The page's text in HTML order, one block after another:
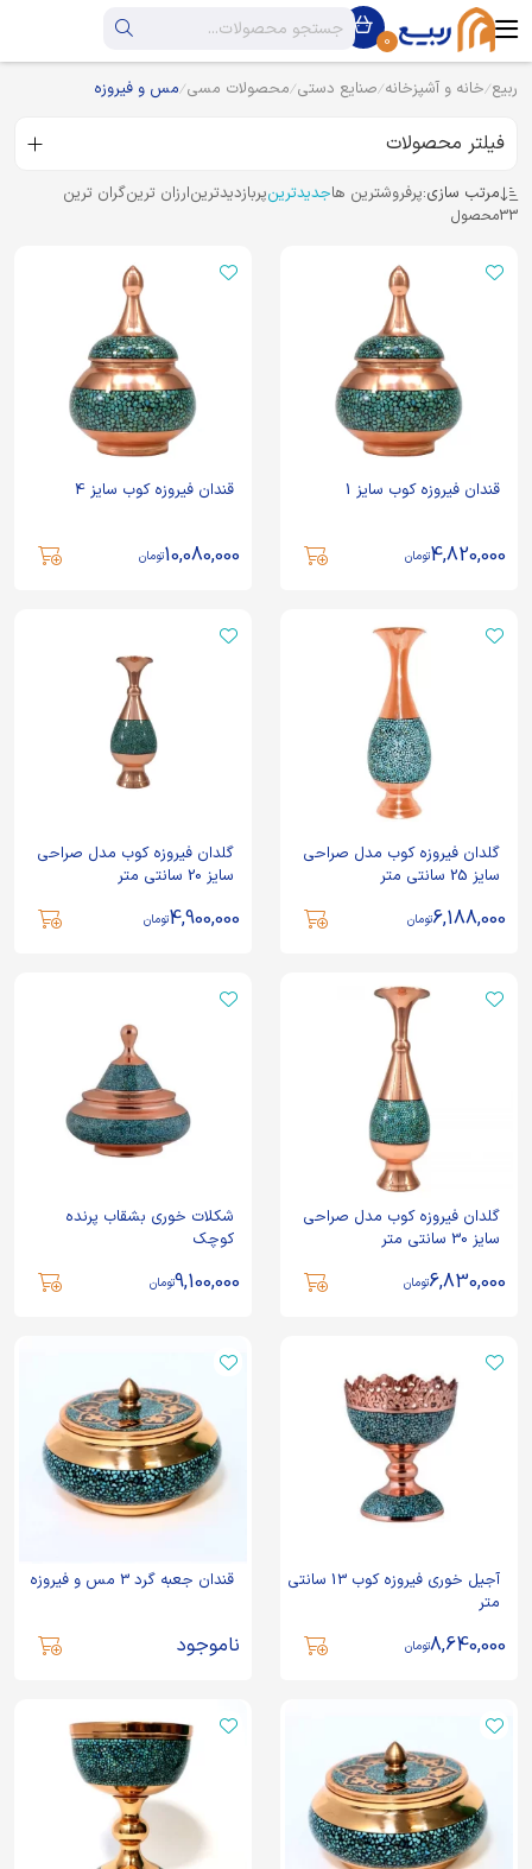
0
ربیع خانه و آشپزخانه صنایع دستی محصولات مسی مس و فیروزه
فیلتر محصولات
مرتب سازی:پرفروشترین هاجدیدترینپربازدیدترینارزان ترینگران ترین
33محصول
قندان فیروزه کوب سایز 1
4,820,000تومان
قندان فیروزه کوب سایز 4
10,080,000تومان
گلدان فیروزه کوب مدل صراحی
سایز 25 سانتی متر
6,188,000تومان
گلدان فیروزه کوب مدل صراحی
سایز 20 سانتی متر
4,900,000تومان
گلدان فیروزه کوب مدل صراحی
سایز 30 سانتی متر
6,830,000تومان
شکلات خوری بشقاب پرنده
کوچک
9,100,000تومان
آجیل خوری فیروزه کوب 13 سانتی
متر
8,640,000تومان
قندان جعبه گرد 3 مس و فیروزه
ناموجود